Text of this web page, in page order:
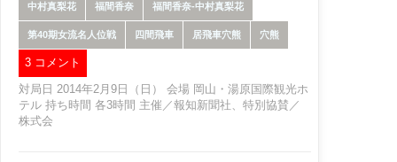
中村真梨花 福間香奈 福間香奈-中村真梨花
第40期女流名人位戦 四間飛車 居飛車穴熊 穴熊
3 コメント
対局日 2014年2月9日（日） 会場 岡山・湯原国際観光ホ
テル 持ち時間 各3時間 主催／報知新聞社、特別協賛／
株式会